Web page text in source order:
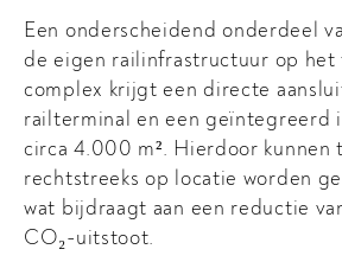
Een onderscheidend onderdeel
de eigen railinfrastructuur op
complex krijgt een directe
railterminal en een geïntegreerd
circa 4.000 m². Hierdoor kunnen
rechtstreeks op locatie worden
wat bijdraagt aan een reductie
CO₂-uitstoot.